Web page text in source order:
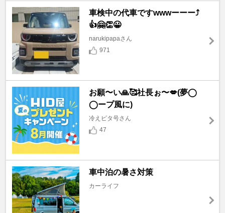
車検中の代車ですwwwーーー⤴️
👍🤗👏😀
narukipapaさん
971
お願〜い🙏🥰社長ぉ〜💋(夢◯
◯ープ風に)
冷えピタ号さん
47
車中泊の暑さ対策
カーライフ